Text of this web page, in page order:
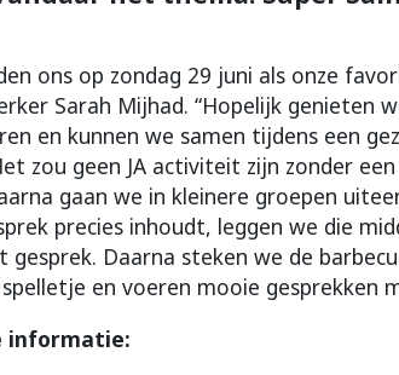
ons op zondag 29 juni als onze
Sarah Mijhad. “Hopelijk genieten
en kunnen we samen tijdens een
zou geen JA activiteit zijn zonder
gaan we in kleinere groepen
precies inhoudt, leggen we die
Daarna steken we de
spelletje en voeren mooie
informatie: